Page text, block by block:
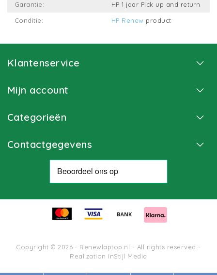
Garantie: HP 1 jaar Pick up and return
Conditie: HP Renew product
Klantenservice
Mijn account
Categorieën
Contactgegevens
Copyright © 2026 - Renewlaptop.nl - All rights reserved -
Realization InStijl Media